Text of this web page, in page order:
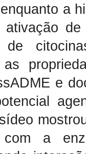
a
de
as
e
com a